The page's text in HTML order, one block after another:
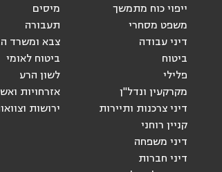
ייפוי כוח מתמשך
משפט מסחרי
דיני עבודה
ביטוח
פלילי
מקרקעין ונדל"ן
דיני צרכנות ותיירות
קניין רוחני
דיני משפחה
דיני חברות
מיסים
תעבורה
צבא ומשרד
ביטוח לאומי
לשון הרע
אזרחויות
ירושות